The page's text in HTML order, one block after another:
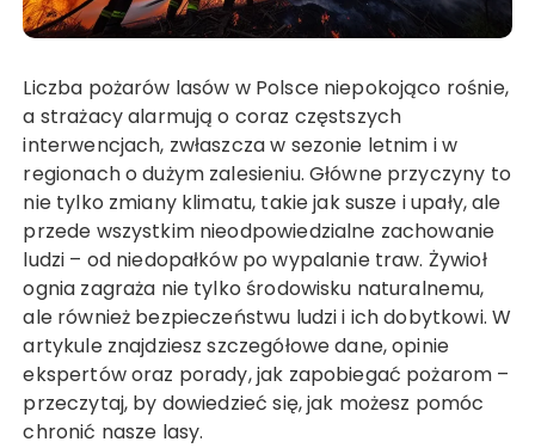
Liczba pożarów lasów w Polsce niepokojąco rośnie,
a strażacy alarmują o coraz częstszych
interwencjach, zwłaszcza w sezonie letnim i w
regionach o dużym zalesieniu. Główne przyczyny to
nie tylko zmiany klimatu, takie jak susze i upały, ale
przede wszystkim nieodpowiedzialne zachowanie
ludzi – od niedopałków po wypalanie traw. Żywioł
ognia zagraża nie tylko środowisku naturalnemu,
ale również bezpieczeństwu ludzi i ich dobytkowi. W
artykule znajdziesz szczegółowe dane, opinie
ekspertów oraz porady, jak zapobiegać pożarom –
przeczytaj, by dowiedzieć się, jak możesz pomóc
chronić nasze lasy.